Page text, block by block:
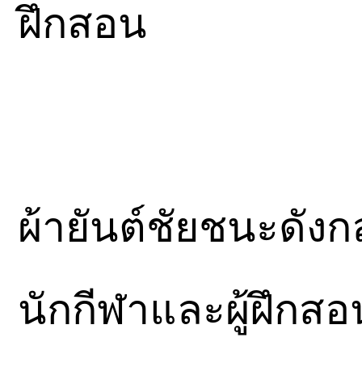
ฝึกสอน
ผ้ายันต์ชัยชนะดัง
นักกีฬาและผู้ฝึกส